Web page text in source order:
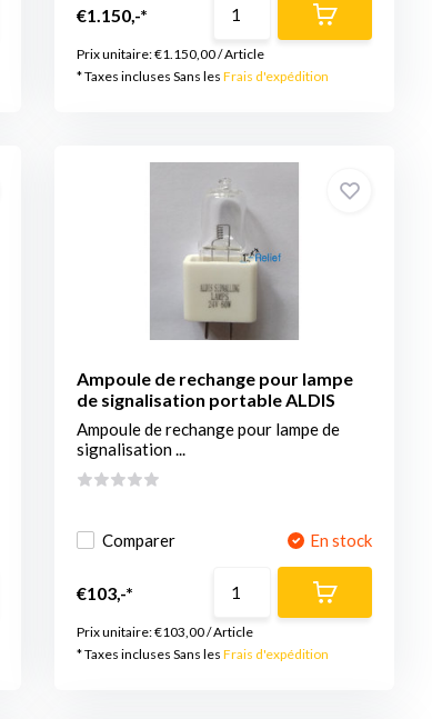
€1.150,-*
Prix unitaire:€1.150,00/Article
* Taxes incluses Sans lesFrais d'expédition
Ampoule de rechange pour lampe
de signalisation portable ALDIS
Ampoule de rechange pour lampe de
signalisation ...
Comparer En stock
€103,-*
Prix unitaire:€103,00/Article
* Taxes incluses Sans lesFrais d'expédition